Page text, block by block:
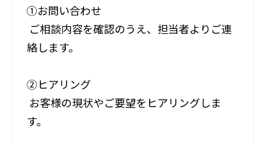
①お問い合わせ
ご相談内容を確認のうえ、担当者よりご連
絡します。
②ヒアリング
お客様の現状やご要望をヒアリングしま
す。